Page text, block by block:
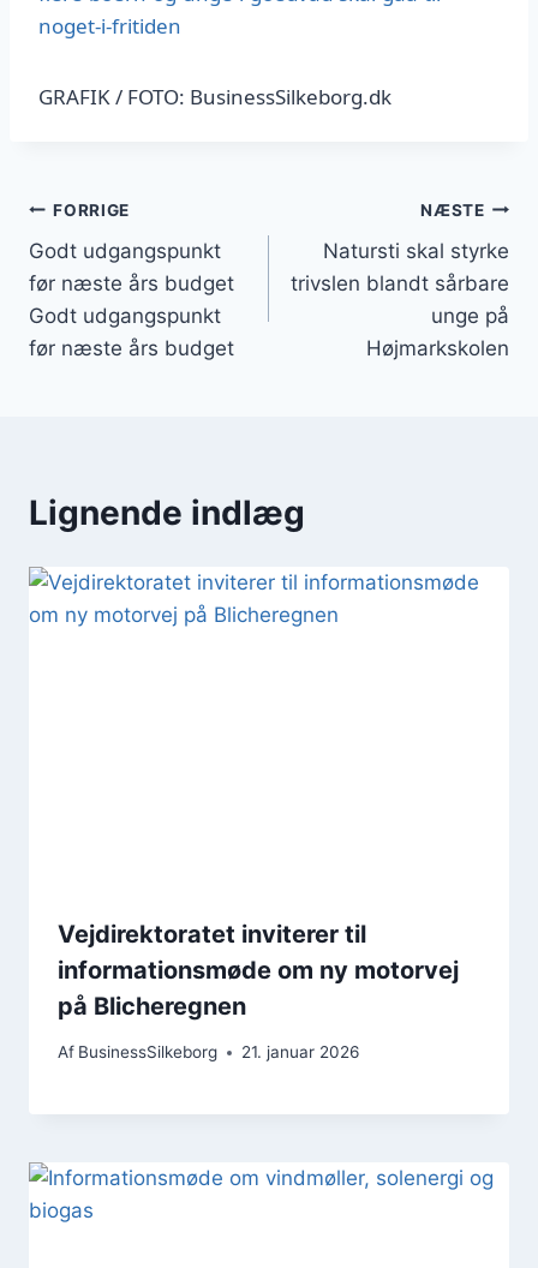
noget-i-fritiden
GRAFIK / FOTO: BusinessSilkeborg.dk
Indlægsnavigation
FORRIGE
Godt udgangspunkt
før næste års budget
Godt udgangspunkt
før næste års budget
NÆSTE
Natursti skal styrke
trivslen blandt sårbare
unge på
Højmarkskolen
Lignende indlæg
Vejdirektoratet inviterer til
informationsmøde om ny motorvej
på Blicheregnen
Af BusinessSilkeborg 21. januar 2026